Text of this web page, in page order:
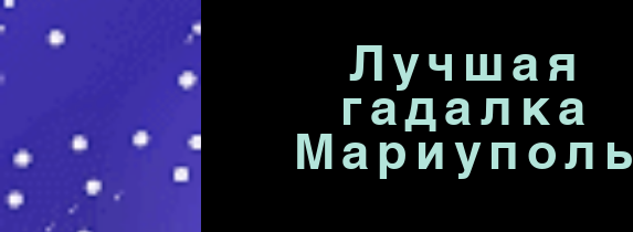
Лучшая
гадалка
Мариуполь